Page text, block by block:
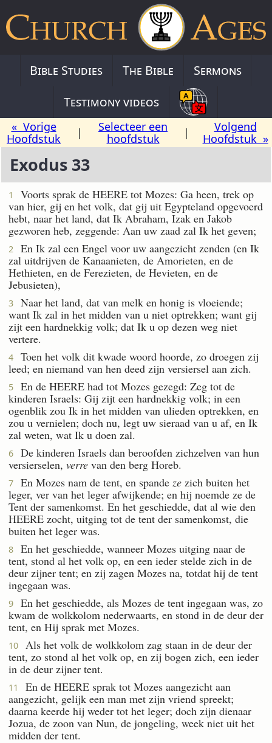
Bible Studies The Bible
Sermons
Testimony videos
« Vorige
Hoofdstuk
|
Selecteer een
hoofdstuk
|
Volgend
Hoofdstuk »
Exodus 33
1
Voorts sprak de HEERE tot Mozes: Ga heen, trek op
van hier, gij en het volk, dat gij uit Egypteland opgevoerd
hebt, naar het land, dat Ik Abraham, Izak en Jakob
gezworen heb, zeggende: Aan uw zaad zal Ik het geven;
2
En Ik zal een Engel voor uw aangezicht zenden (en Ik
zal uitdrijven de Kanaanieten, de Amorieten, en de
Hethieten, en de Ferezieten, de Hevieten, en de
Jebusieten),
3
Naar het land, dat van melk en honig is vloeiende;
want Ik zal in het midden van u niet optrekken; want gij
zijt een hardnekkig volk; dat Ik u op dezen weg niet
vertere.
4
Toen het volk dit kwade woord hoorde, zo droegen zij
leed; en niemand van hen deed zijn versiersel aan zich.
5
En de HEERE had tot Mozes gezegd: Zeg tot de
kinderen Israels: Gij zijt een hardnekkig volk; in een
ogenblik zou Ik in het midden van ulieden optrekken, en
zou u vernielen; doch nu, legt uw sieraad van u af, en Ik
zal weten, wat Ik u doen zal.
6
De kinderen Israels dan beroofden zichzelven van hun
versierselen, verre van den berg Horeb.
7 En Mozes nam de tent, en spande ze zich buiten het
leger, ver van het leger afwijkende; en hij noemde ze de
Tent der samenkomst. En het geschiedde, dat al wie den
HEERE zocht, uitging tot de tent der samenkomst, die
buiten het leger was.
8
En het geschiedde, wanneer Mozes uitging naar de
tent, stond al het volk op, en een ieder stelde zich in de
deur zijner tent; en zij zagen Mozes na, totdat hij de tent
ingegaan was.
9
En het geschiedde, als Mozes de tent ingegaan was, zo
kwam de wolkkolom nederwaarts, en stond in de deur der
tent, en Hij sprak met Mozes.
10
Als het volk de wolkkolom zag staan in de deur der
tent, zo stond al het volk op, en zij bogen zich, een ieder
in de deur zijner tent.
11
En de HEERE sprak tot Mozes aangezicht aan
aangezicht, gelijk een man met zijn vriend spreekt;
daarna keerde hij weder tot het leger; doch zijn dienaar
Jozua, de zoon van Nun, de jongeling, week niet uit het
midden der tent.